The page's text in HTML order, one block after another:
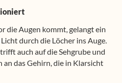
die Augen kommt, gelangt ein
durch die Löcher ins Auge.
auch auf die Sehgrube und
das Gehirn, die in Klarsicht